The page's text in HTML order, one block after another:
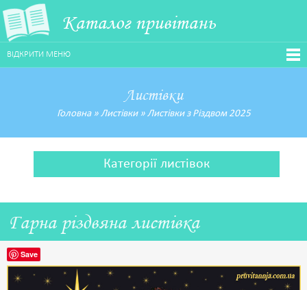
Каталог привітань
ВІДКРИТИ МЕНЮ
Листівки
Головна» Листівки» Листівки з Різдвом 2025
Категорії листівок
Гарна різдвяна листівка
Save